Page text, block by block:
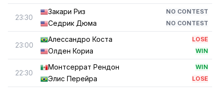
23:30
Закари Риз NO CONTEST
Седрик Дюма NO CONTEST
23:00
Алессандро Коста LOSE
Олден Кориа WIN
22:30
Монтсеррат Рендон WIN
Элис Перейра LOSE